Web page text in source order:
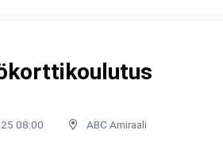
08:00 ABC Amiraali